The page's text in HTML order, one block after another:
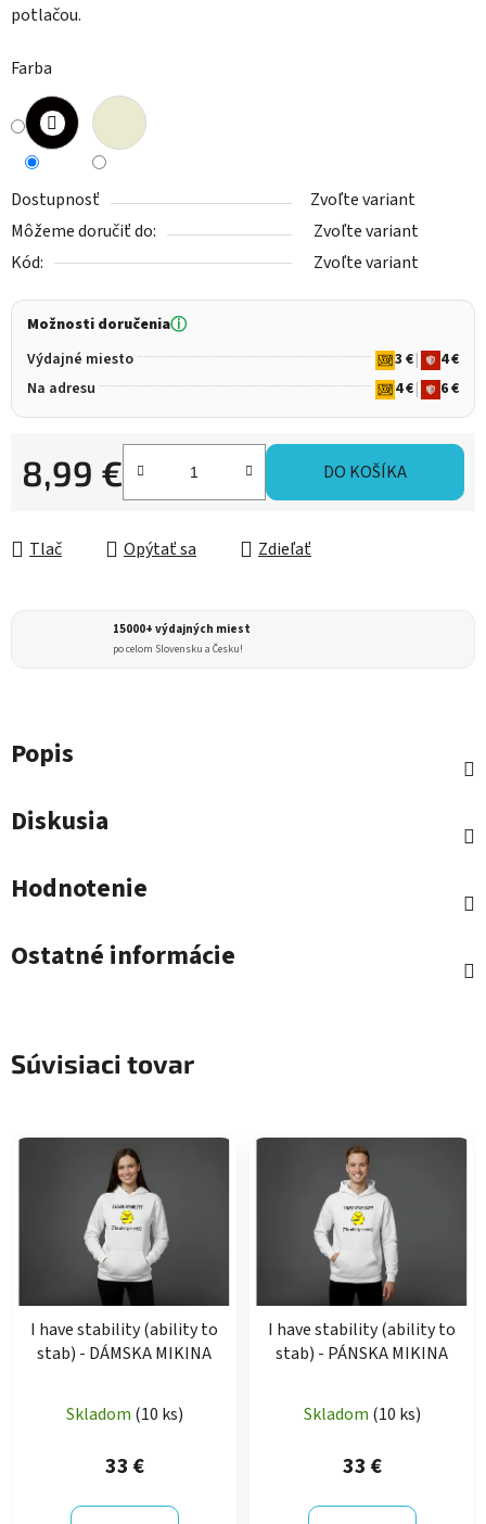
potlačou.
Farba
Dostupnosť
Zvoľte variant
Môžeme doručiť do:
Zvoľte variant
Kód:
Zvoľte variant
Možnosti doručeniaⓘ
Výdajné miesto 3 €|
4 €
Na adresu
4 €| 6 €
8,99 €
Jednotková cena:
DO KOŠÍKA
Tlač Opýtať sa Zdieľať
15000+ výdajných miest
po celom Slovensku a Česku!
Popis
Diskusia
Hodnotenie
Ostatné informácie
Súvisiaci tovar
I have stability (ability to
stab) - DÁMSKA MIKINA
Skladom (10 ks)
33 €
I have stability (ability to
stab) - PÁNSKA MIKINA
Skladom (10 ks)
33 €